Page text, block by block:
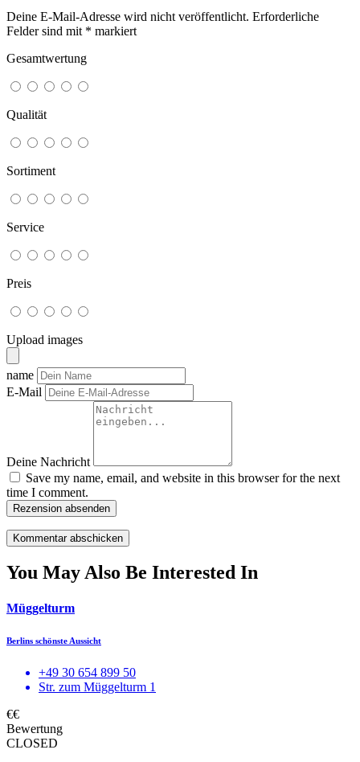
Deine E-Mail-Adresse wird nicht veröffentlicht. Erforderliche
Felder sind mit * markiert
Gesamtwertung
Qualität
Sortiment
Service
Preis
Upload images
name
E-Mail
Deine Nachricht
Save my name, email, and website in this browser for the next
time I comment.
Rezension absenden
You May Also Be Interested In
Müggelturm
Berlins schönste Aussicht
+49 30 654 899 50
Str. zum Müggelturm 1
€€
Bewertung
CLOSED